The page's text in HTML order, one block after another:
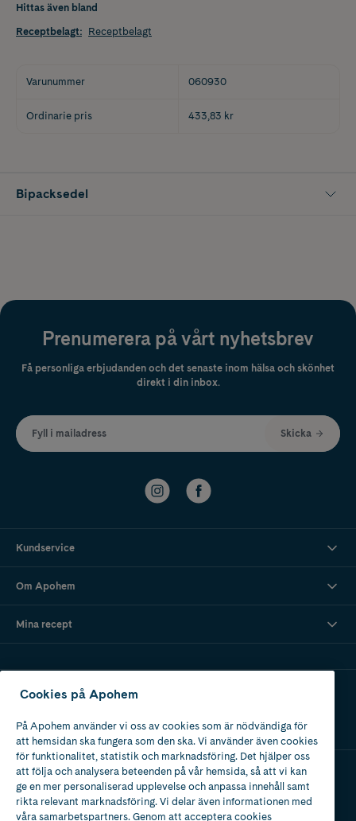
Hittas även bland
Receptbelagt: Receptbelagt
Varunummer 060930
Ordinarie pris 433,83 kr
Bipacksedel
Prenumerera på vårt nyhetsbrev
Få personliga erbjudanden och det senaste inom hälsa och skönhet
direkt i din inbox.
Fyll i mailadress Skicka
Kundservice
Om Apohem
Mina recept
Ladda ner vår app
Apotek med tillstånd
av Läkemedelsverket
Cookies på Apohem
På Apohem använder vi oss av cookies som är nödvändiga för
att hemsidan ska fungera som den ska. Vi använder även cookies
för funktionalitet, statistik och marknadsföring. Det hjälper oss
att följa och analysera beteenden på vår hemsida, så att vi kan
ge en mer personaliserad upplevelse och anpassa innehåll samt
rikta relevant marknadsföring. Vi delar även informationen med
våra samarbetspartners. Genom att acceptera cookies